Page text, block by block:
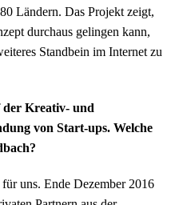
Ländern. Das Projekt zeigt,
durchaus gelingen kann,
Standbein im Internet zu
der Kreativ- und
von Start-ups. Welche
uns. Ende Dezember 2016